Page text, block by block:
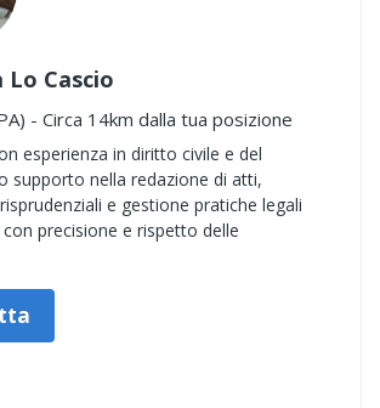
Lo Cascio
- Circa 14km dalla tua posizione
esperienza in diritto civile e del
supporto nella redazione di atti,
e gestione pratiche legali
precisione e rispetto delle